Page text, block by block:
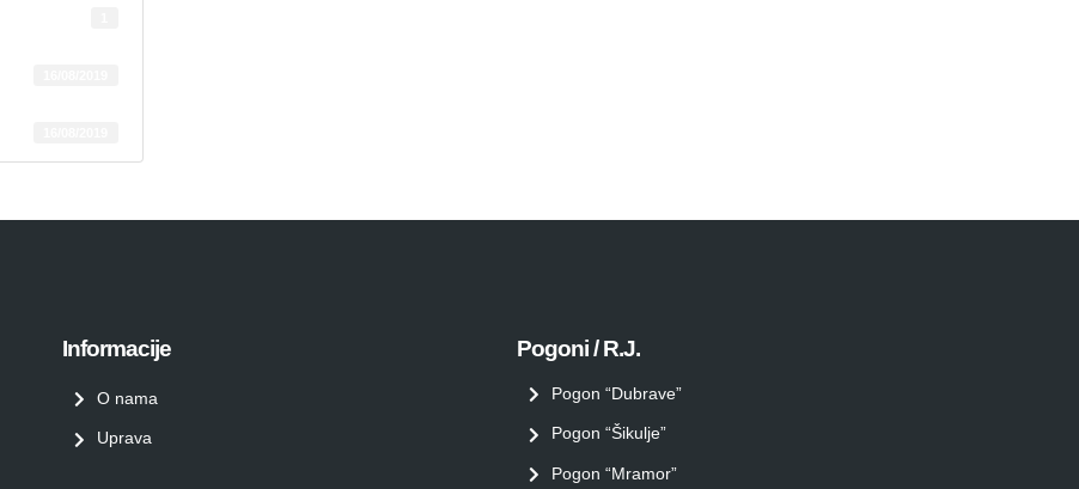
Informacije
O nama
Uprava
Pogoni / R.J.
Pogon “Dubrave”
Pogon “Šikulje”
Pogon “Mramor”